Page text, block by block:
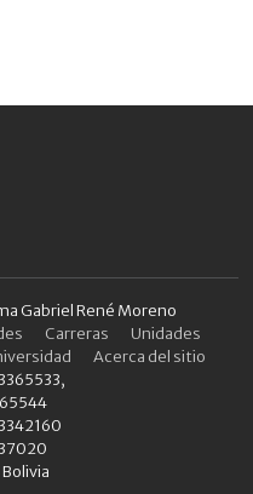
Gabriel René Moreno
Carreras
Unidades
Acerca del sitio